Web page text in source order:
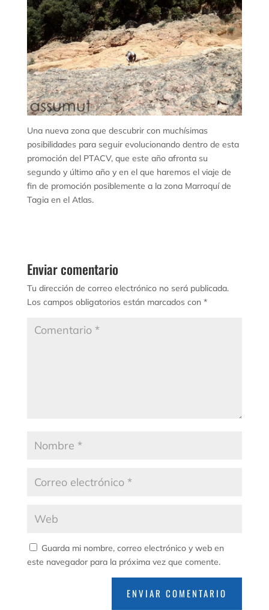
Una nueva zona que descubrir con muchísimas
posibilidades para seguir evolucionando dentro de esta
promoción del PTACV, que este año afronta su
segundo y último año y en el que haremos el viaje de
fin de promoción posiblemente a la zona Marroquí de
Tagia en el Atlas.
Enviar comentario
Tu dirección de correo electrónico no será publicada.
Los campos obligatorios están marcados con *
Guarda mi nombre, correo electrónico y web en
este navegador para la próxima vez que comente.